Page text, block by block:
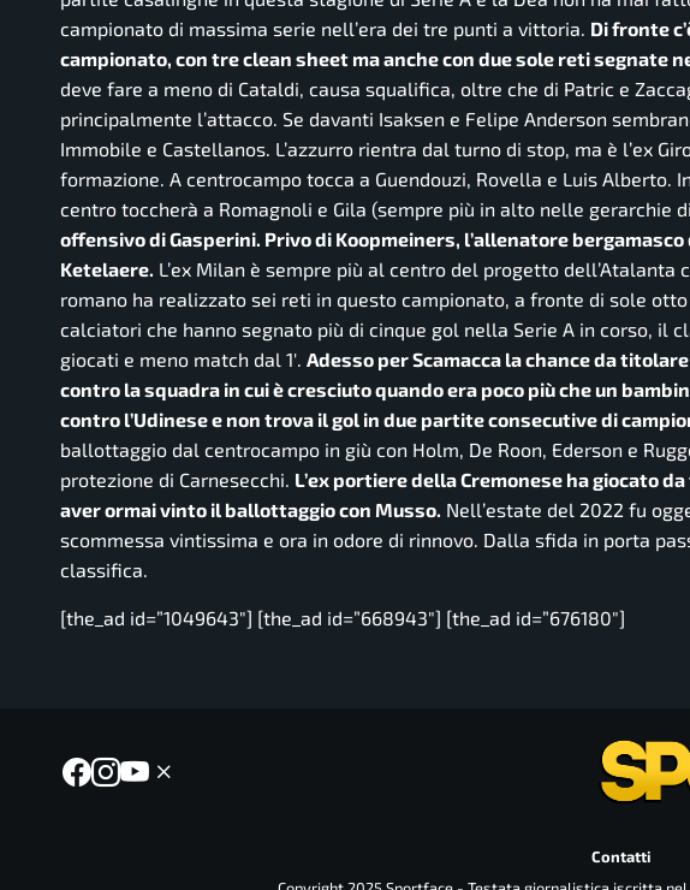
campionato di massima serie nell’era dei tre punti a vittoria. Di fronte
campionato, con tre clean sheet ma anche con due sole reti segnate
deve fare a meno di Cataldi, causa squalifica, oltre che di Patric e
principalmente l’attacco. Se davanti Isaksen e Felipe Anderson
Immobile e Castellanos. L’azzurro rientra dal turno di stop, ma è l’ex
formazione. A centrocampo tocca a Guendouzi, Rovella e Luis Alberto.
centro toccherà a Romagnoli e Gila (sempre più in alto nelle gerarchie
offensivo di Gasperini. Privo di Koopmeiners, l’allenatore
Ketelaere. L’ex Milan è sempre più al centro del progetto
romano ha realizzato sei reti in questo campionato, a fronte di sole
calciatori che hanno segnato più di cinque gol nella Serie A in corso, il
giocati e meno match dal 1′. Adesso per Scamacca la chance da
contro la squadra in cui è cresciuto quando era poco più che un
contro l’Udinese e non trova il gol in due partite consecutive di
ballottaggio dal centrocampo in giù con Holm, De Roon, Ederson e
protezione di Carnesecchi. L’ex portiere della Cremonese ha giocato
aver ormai vinto il ballottaggio con Musso. Nell’estate del 2022 fu
scommessa vintissima e ora in odore di rinnovo. Dalla sfida in porta
classifica.
[the_ad id=”1049643″] [the_ad id=”668943″] [the_ad id=”676180″]
Contatti